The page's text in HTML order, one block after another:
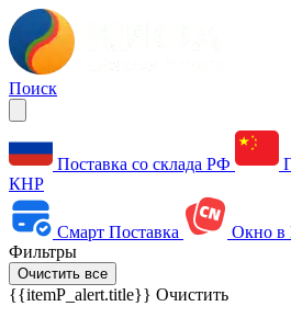
Поиск
Поставка со склада РФ
КНР
Смарт Поставка
Окно в
Фильтры
Очистить все
{{itemP_alert.title}} Очистить